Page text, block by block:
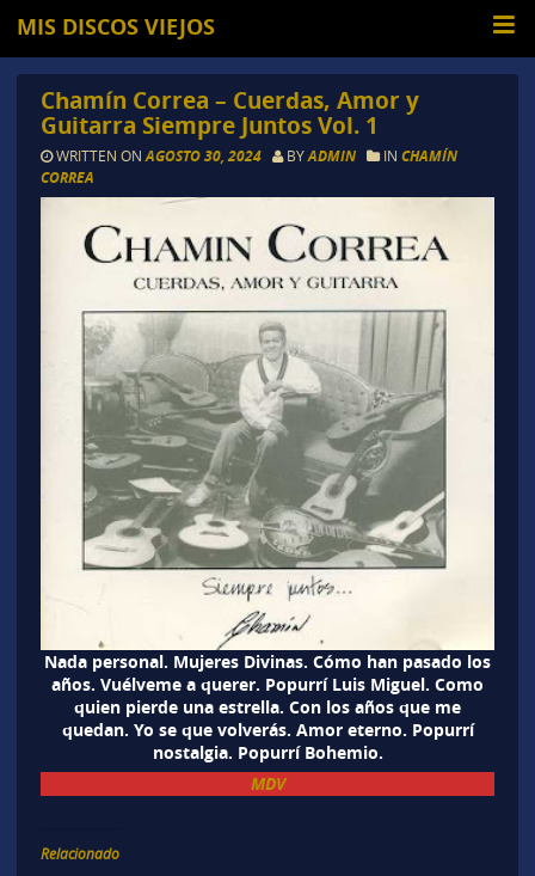
MIS DISCOS VIEJOS
Chamín Correa – Cuerdas, Amor y
Guitarra Siempre Juntos Vol. 1
WRITTEN ON AGOSTO 30, 2024 BYADMIN IN CHAMÍN
CORREA
Nada personal. Mujeres Divinas. Cómo han pasado los
años. Vuélveme a querer. Popurrí Luis Miguel. Como
quien pierde una estrella. Con los años que me
quedan. Yo se que volverás. Amor eterno. Popurrí
nostalgia. Popurrí Bohemio.
MDV
Relacionado